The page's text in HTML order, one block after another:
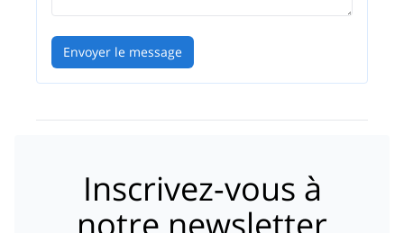
Envoyer le message
Inscrivez-vous à